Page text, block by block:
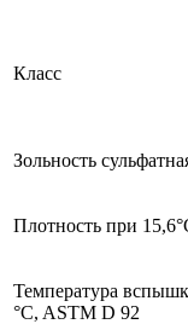
Класс
Зольность
Плотность при
Температура
°C, ASTM D 92